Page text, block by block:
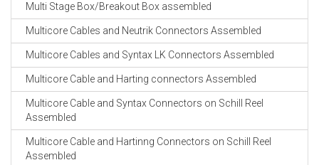
Multi Stage Box/Breakout Box assembled
Multicore Cables and Neutrik Connectors Assembled
Multicore Cables and Syntax LK Connectors Assembled
Multicore Cable and Harting connectors Assembled
Multicore Cable and Syntax Connectors on Schill Reel
Assembled
Multicore Cable and Hartinng Connectors on Schill Reel
Assembled